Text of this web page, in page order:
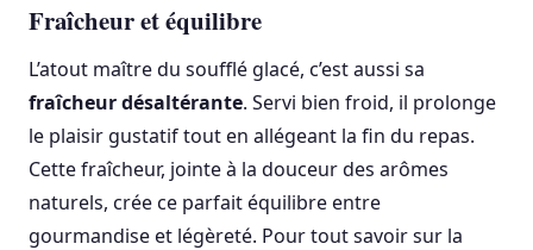
Fraîcheur et équilibre
L’atout maître du soufflé glacé, c’est aussi sa
fraîcheur désaltérante. Servi bien froid, il prolonge
le plaisir gustatif tout en allégeant la fin du repas.
Cette fraîcheur, jointe à la douceur des arômes
naturels, crée ce parfait équilibre entre
gourmandise et légèreté. Pour tout savoir sur la